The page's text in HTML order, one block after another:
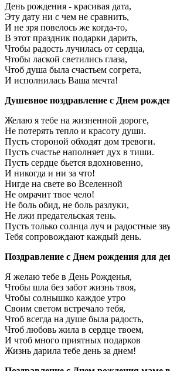
День рождения - красивая дата,
Эту дату ни с чем не сравнить,
И не зря повелось же когда-то,
В этот праздник подарки дарить,
Чтобы радость лучилась от сердца,
Чтобы лаской светились глаза,
Чтоб душа была счастьем согрета,
И исполнилась Ваша мечта!
Душевное поздравление с Днем
Желаю я тебе на жизненной дороге,
Не потерять тепло и красоту души.
Пусть стороной обходят дом тревоги.
Пусть счастье наполняет дух в тиши.
Пусть сердце бьется вдохновенно,
И никогда и ни за что!
Нигде на свете во Вселенной
Не омрачит твое чело!
Не боль обид, не боль разлуки,
Не лжи предательская тень.
Пусть только солнца луч и радостные
Тебя сопровождают каждый день.
Поздравление с Днем рождения для
Я желаю тебе в День Рожденья,
Чтобы шла без забот жизнь твоя,
Чтобы солнышко каждое утро
Своим светом встречало тебя,
Чтоб всегда на душе была радость,
Чтоб любовь жила в сердце твоем,
И чтоб много приятных подарков
Жизнь дарила тебе день за днем!